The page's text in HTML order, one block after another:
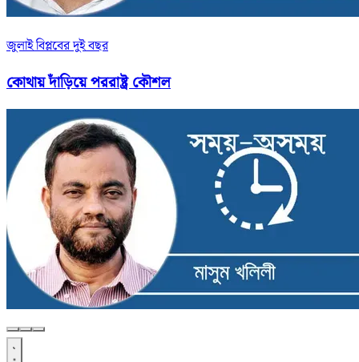
জুলাই বিপ্লবের দুই বছর
কোথায় দাঁড়িয়ে পররাষ্ট্র কৌশল